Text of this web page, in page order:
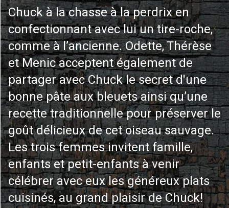
Chuck à la chasse à la perdrix en
confectionnant avec lui un tire-roche,
comme à l’ancienne. Odette, Thérèse
et Menic acceptent également de
partager avec Chuck le secret d'une
bonne pâte aux bleuets ainsi qu’une
recette traditionnelle pour préserver le
goût délicieux de cet oiseau sauvage.
Les trois femmes invitent famille,
enfants et petit-enfants à venir
célébrer avec eux les généreux plats
cuisinés, au grand plaisir de Chuck!